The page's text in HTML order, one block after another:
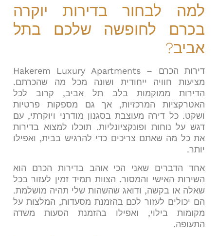
למה לבחור בדירות יוקרה
בכרם לחופשה שלכם בתל
אביב?
דירות הכרם – Hakerem Luxury Apartments
מציעות חוויה ייחודית ושונה מכל מה שהכרתם.
הדירות ממוקמות בלב תל אביב, קרוב לכל
האטרקציות המרכזיות, אך גם מספקות פרטיות
ושקט. כל דירה מעוצבת בסגנון מודרני ויוקרתי, עם
דגש על נוחות ופונקציונליות. תוכלו למצוא בדירות
את כל מה שאתם צריכים כדי להרגיש בבית, ואפילו
יותר.
אחד הדברים שאני הכי אוהב בדירות הכרם הוא
השירות האישי והמסור. הצוות תמיד זמין לעזור בכל
שאלה או בקשה, ודואג שהשהות שלי תהיה מושלמת.
הם יכולים לעזור לכם בהזמנת מסעדות, המלצות על
מקומות בילוי, ואפילו בהזמנת הסעות משדה
התעופה.